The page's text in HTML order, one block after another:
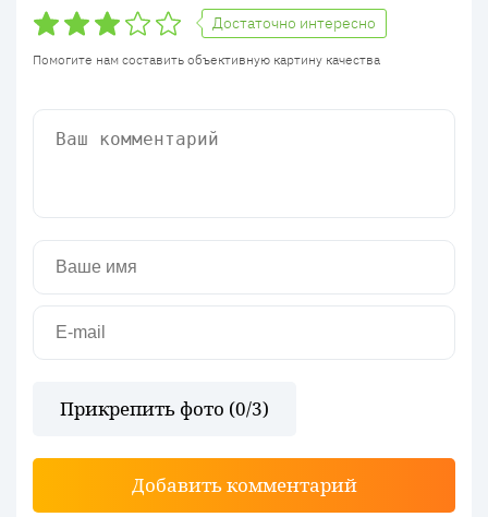
Достаточно интересно
Помогите нам составить объективную картину качества
Прикрепить фото (0/3)
Добавить комментарий